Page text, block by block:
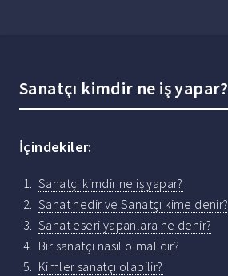
Sanatçı kimdir ne iş yapar?
İçindekiler:
Sanatçı kimdir ne iş yapar?
Sanat nedir ve Sanatçı kime denir?
Sanat eseri yapanlara ne denir?
Bir sanatçı nasıl olmalıdır?
Kimler sanatçı olabilir?